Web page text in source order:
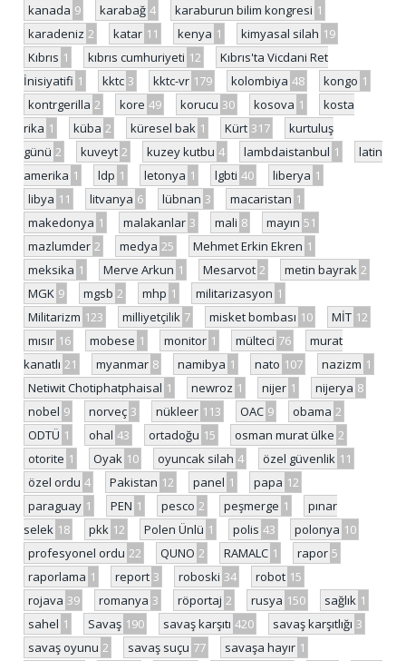
kanada 9 karabağ 4 karaburun bilim kongresi 1
karadeniz 2 katar 11 kenya 1 kimyasal silah 19
Kıbrıs 1 kıbrıs cumhuriyeti 12
Kıbrıs'ta Vicdani Ret
İnisiyatifi 1 kktc 3 kktc-vr 179 kolombiya 48 kongo 1
kontrgerilla 2 kore 49 korucu 30 kosova 1
kosta
rika 1 küba 2 küresel bak 1 Kürt 317
kurtuluş
günü 2 kuveyt 2 kuzey kutbu 4 lambdaistanbul 1
latin
amerika 1 ldp 1 letonya 1 lgbti 40 liberya 1
libya 11 litvanya 6 lübnan 3 macaristan 1
makedonya 1 malakanlar 3 mali 8 mayın 51
mazlumder 2 medya 25 Mehmet Erkin Ekren 1
meksika 1 Merve Arkun 1 Mesarvot 2 metin bayrak 2
MGK 9 mgsb 2 mhp 1 militarizasyon 1
Militarizm 123 milliyetçilik 7 misket bombası 10 MİT 12
mısır 16 mobese 1 monitor 1 mülteci 76
murat
kanatlı 21 myanmar 8 namibya 1 nato 107 nazizm 1
Netiwit Chotiphatphaisal 1 newroz 1 nijer 1 nijerya 8
nobel 9 norveç 3 nükleer 113 OAC 9 obama 2
ODTÜ 1 ohal 43 ortadoğu 15 osman murat ülke 2
otorite 1 Oyak 10 oyuncak silah 4 özel güvenlik 11
özel ordu 4 Pakistan 12 panel 1 papa 12
paraguay 1 PEN 1 pesco 2 peşmerge 1
pınar
selek 18 pkk 12 Polen Ünlü 1 polis 43 polonya 10
profesyonel ordu 22 QUNO 2 RAMALC 1 rapor 5
raporlama 1 report 3 roboski 34 robot 15
rojava 39 romanya 3 röportaj 2 rusya 150 sağlık 1
sahel 1 Savaş 190 savaş karşıtı 420 savaş karşıtlığı 3
savaş oyunu 2 savaş suçu 77 savaşa hayır 1